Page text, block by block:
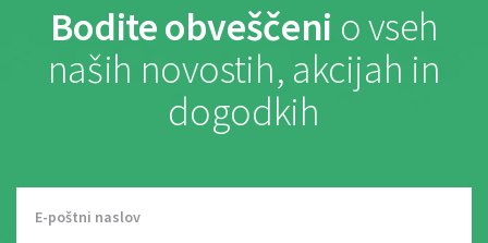
Bodite obveščeni o vseh
naših novostih, akcijah in
dogodkih